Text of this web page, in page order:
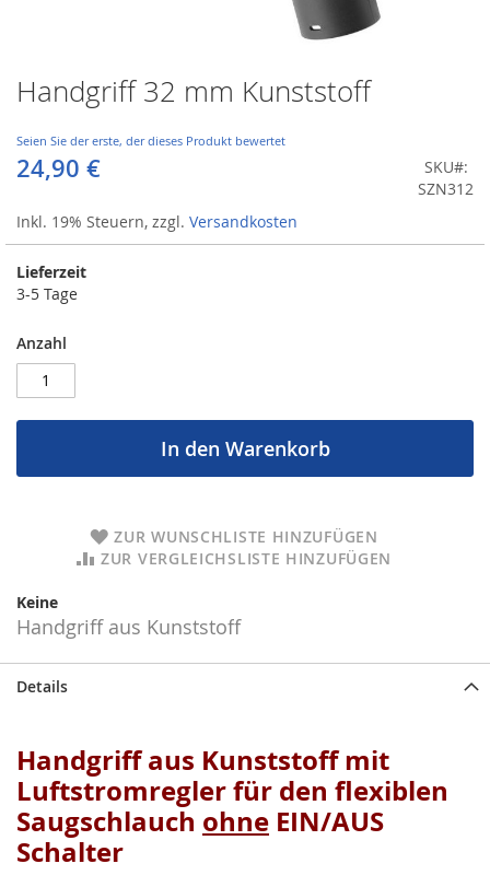
Handgriff 32 mm Kunststoff
Seien Sie der erste, der dieses Produkt bewertet
24,90 €
Inkl. 19% Steuern, zzgl. Versandkosten
SKU
SZN312
Lieferzeit
3-5 Tage
Anzahl
In den Warenkorb
ZUR WUNSCHLISTE HINZUFÜGEN
ZUR VERGLEICHSLISTE HINZUFÜGEN
Keine
Handgriff aus Kunststoff
Zum
Anfang
Bildergalerie
springen
Details
Handgriff aus Kunststoff mit
Luftstromregler für den flexiblen
Saugschlauch ohne EIN/AUS
Schalter